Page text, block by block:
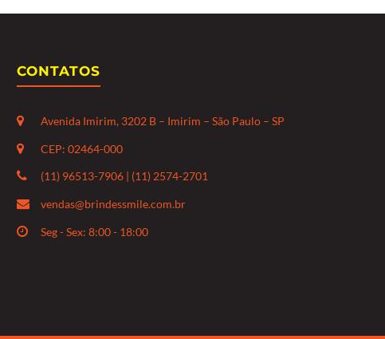
CONTATOS
Avenida Imirim, 3202 B – Imirim – São Paulo – SP
CEP: 02464-000
(11) 96513-7906 | (11) 2574-2701
vendas@brindessmile.com.br
Seg - Sex: 8:00 - 18:00